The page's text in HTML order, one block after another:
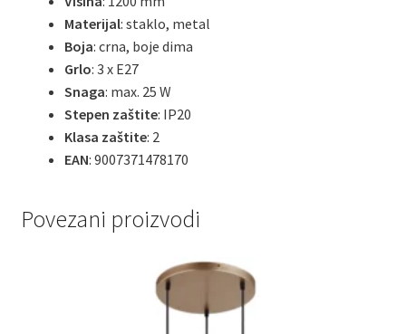
Materijal: staklo, metal
Boja: crna, boje dima
Grlo: 3 x E27
Snaga: max. 25 W
Stepen zaštite: IP20
Klasa zaštite: 2
EAN: 9007371478170
Povezani proizvodi